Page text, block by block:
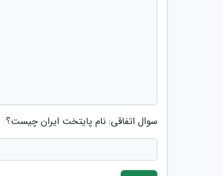
سوال اتفاقی: نام پایتخت ایران چیست؟